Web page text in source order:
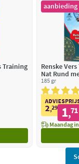
Training
aanbieding
Renske
Nat Rund
185 gr
2,29 1,71
Maandag